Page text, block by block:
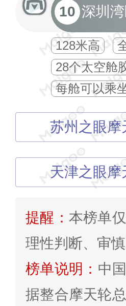
10 深圳
128米高
28个太空舱
每舱可以乘
苏州之眼摩
天津之眼摩
提醒： 本榜单
理性判断、审慎
榜单说明： 中
据整合摩天轮